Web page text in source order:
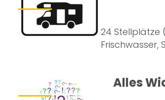
24 Stellplätze
Frischwasser,
Alles